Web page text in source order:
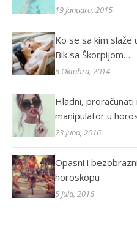
19 Januara, 2015
Ko se sa kim slaže
Bik sa Škorpijom…
6 Oktobra, 2014
Hladni, proračunati
manipulator u
23 Juna, 2016
Opasni i
horoskopu
5 Jula, 2016